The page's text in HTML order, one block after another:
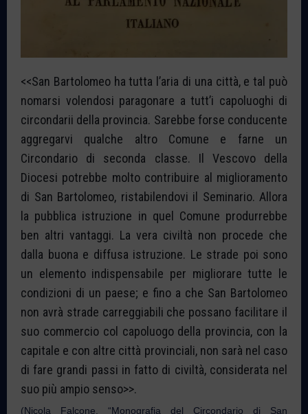
<<San Bartolomeo ha tutta l’aria di una città, e tal può
nomarsi volendosi paragonare a tutt’i capoluoghi di
circondarii della provincia. Sarebbe forse conducente
aggregarvi qualche altro Comune e farne un
Circondario di seconda classe. Il Vescovo della
Diocesi potrebbe molto contribuire al miglioramento
di San Bartolomeo, ristabilendovi il Seminario. Allora
la pubblica istruzione in quel Comune produrrebbe
ben altri vantaggi. La vera civiltà non procede che
dalla buona e diffusa istruzione. Le strade poi sono
un elemento indispensabile per migliorare tutte le
condizioni di un paese; e fino a che San Bartolomeo
non avrà strade carreggiabili che possano facilitare il
suo commercio col capoluogo della provincia, con la
capitale e con altre città provinciali, non sarà nel caso
di fare grandi passi in fatto di civiltà, considerata nel
suo più ampio senso>>.
(Nicola Falcone, “Monografia del Circondario di San